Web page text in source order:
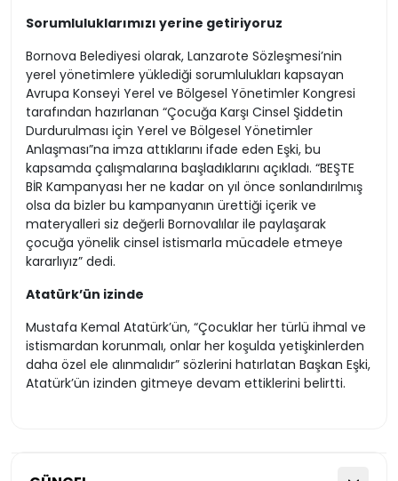
Sorumluluklarımızı yerine getiriyoruz
Bornova Belediyesi olarak, Lanzarote Sözleşmesi’nin
yerel yönetimlere yüklediği sorumlulukları kapsayan
Avrupa Konseyi Yerel ve Bölgesel Yönetimler Kongresi
tarafından hazırlanan “Çocuğa Karşı Cinsel Şiddetin
Durdurulması için Yerel ve Bölgesel Yönetimler
Anlaşması”na imza attıklarını ifade eden Eşki, bu
kapsamda çalışmalarına başladıklarını açıkladı. “BEŞTE
BİR Kampanyası her ne kadar on yıl önce sonlandırılmış
olsa da bizler bu kampanyanın ürettiği içerik ve
materyalleri siz değerli Bornovalılar ile paylaşarak
çocuğa yönelik cinsel istismarla mücadele etmeye
kararlıyız” dedi.
Atatürk’ün izinde
Mustafa Kemal Atatürk’ün, “Çocuklar her türlü ihmal ve
istismardan korunmalı, onlar her koşulda yetişkinlerden
daha özel ele alınmalıdır” sözlerini hatırlatan Başkan Eşki,
Atatürk’ün izinden gitmeye devam ettiklerini belirtti.